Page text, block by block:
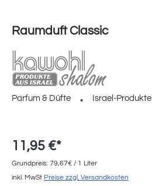
Raumduft Classic
Parfum & Düfte Israel-Produkte
11,95 €*
Grundpreis: 79,67€ / 1 Liter
inkl. MwSt Preise zzgl. Versandkosten